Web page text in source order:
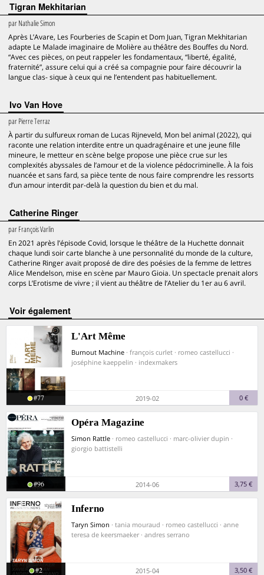
Tigran Mekhitarian
parNathalie Simon
Après L’Avare, Les Fourberies de Scapin et Dom Juan, Tigran Mekhitarian
adapte Le Malade imaginaire de Molière au théâtre des Bouffes du Nord.
“Avec ces pièces, on peut rappeler les fondamentaux, “liberté, égalité,
fraternité”, assure celui qui a créé sa compagnie pour faire découvrir la
langue clas- sique à ceux qui ne l’entendent pas habituellement.
Ivo Van Hove
parPierre Terraz
À partir du sulfureux roman de Lucas Rijneveld, Mon bel animal (2022), qui
raconte une relation interdite entre un quadragénaire et une jeune fille
mineure, le metteur en scène belge propose une pièce crue sur les
complexités abyssales de l’amour et de la violence pédocriminelle. À la fois
nuancée et sans fard, sa pièce tente de nous faire comprendre les ressorts
d’un amour interdit par-delà la question du bien et du mal.
Catherine Ringer
parFrançois Varlin
En 2021 après l’épisode Covid, lorsque le théâtre de la Huchette donnait
chaque lundi soir carte blanche à une personnalité du monde de la culture,
Catherine Ringer avait proposé de dire des poésies de la femme de lettres
Alice Mendelson, mise en scène par Mauro Gioia. Un spectacle prenait alors
corps L’Erotisme de vivre ; il vient au théâtre de l’Atelier du 1er au 6 avril.
voir également
L'Art Même
Burnout Machine · françois curlet · romeo castellucci ·
joséphine kaeppelin · indexmakers
#77 2019-02 0 €
Opéra Magazine
Simon Rattle · romeo castellucci · marc-olivier dupin ·
giorgio battistelli
#96 2014-06 3,75 €
Inferno
Taryn Simon · tania mouraud · romeo castellucci · anne
teresa de keersmaeker · andres serrano
#2 2015-04 3,50 €